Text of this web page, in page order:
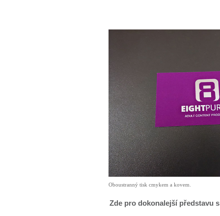
Oboustranný tisk cmykem a kovem.
Zde pro dokonalejší představu